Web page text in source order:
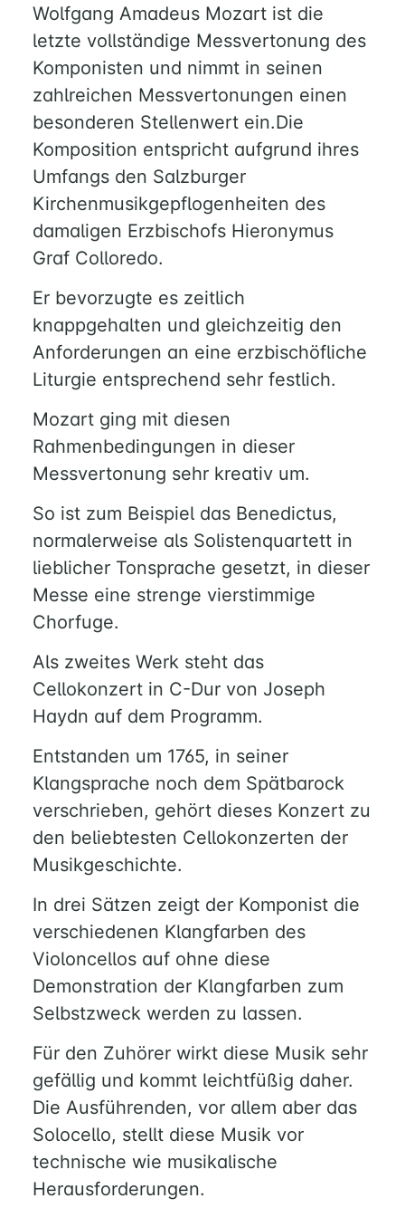
Wolfgang Amadeus Mozart ist die
letzte vollständige Messvertonung des
Komponisten und nimmt in seinen
zahlreichen Messvertonungen einen
besonderen Stellenwert ein.Die
Komposition entspricht aufgrund ihres
Umfangs den Salzburger
Kirchenmusikgepflogenheiten des
damaligen Erzbischofs Hieronymus
Graf Colloredo.
Er bevorzugte es zeitlich
knappgehalten und gleichzeitig den
Anforderungen an eine erzbischöfliche
Liturgie entsprechend sehr festlich.
Mozart ging mit diesen
Rahmenbedingungen in dieser
Messvertonung sehr kreativ um.
So ist zum Beispiel das Benedictus,
normalerweise als Solistenquartett in
lieblicher Tonsprache gesetzt, in dieser
Messe eine strenge vierstimmige
Chorfuge.
Als zweites Werk steht das
Cellokonzert in C-Dur von Joseph
Haydn auf dem Programm.
Entstanden um 1765, in seiner
Klangsprache noch dem Spätbarock
verschrieben, gehört dieses Konzert zu
den beliebtesten Cellokonzerten der
Musikgeschichte.
In drei Sätzen zeigt der Komponist die
verschiedenen Klangfarben des
Violoncellos auf ohne diese
Demonstration der Klangfarben zum
Selbstzweck werden zu lassen.
Für den Zuhörer wirkt diese Musik sehr
gefällig und kommt leichtfüßig daher.
Die Ausführenden, vor allem aber das
Solocello, stellt diese Musik vor
technische wie musikalische
Herausforderungen.